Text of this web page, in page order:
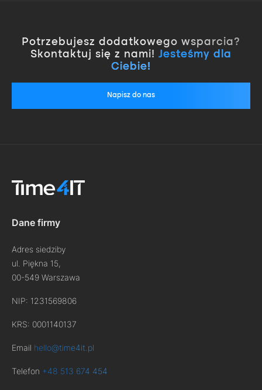
Potrzebujesz dodatkowego wsparcia?
Skontaktuj się z nami! Jesteśmy dla
Ciebie!
Napisz do nas
Dane firmy
Adres siedziby
ul. Piękna 15,
00-549 Warszawa
NIP: 1231569806
KRS: 0001140137
Email hello@time4it.pl
Telefon +48 513 674 454